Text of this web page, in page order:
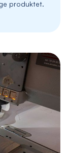
produktet.